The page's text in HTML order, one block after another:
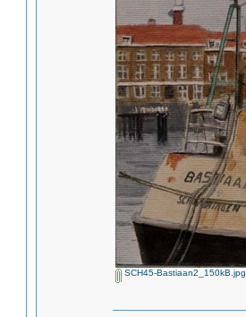
SCH45-Bastiaan2_150kB.jpg